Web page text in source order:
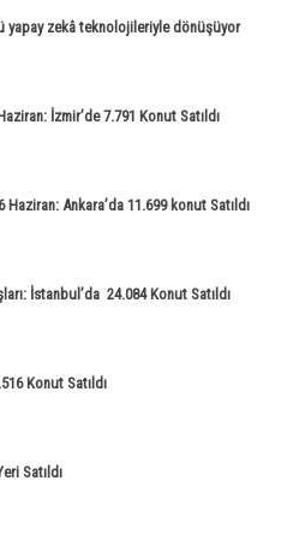
yapay zekâ teknolojileriyle dönüşüyor
İzmir’de 7.791 Konut Satıldı
Haziran: Ankara’da 11.699 konut Satıldı
İstanbul’da 24.084 Konut Satıldı
Konut Satıldı
Satıldı